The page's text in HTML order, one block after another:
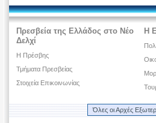
Πρεσβεία της Ελλάδος στο Νέο
Δελχί
Η Πρέσβης
Τμήματα Πρεσβείας
Στοιχεία Επικοινωνίας
Η
Όλες οι Αρχές